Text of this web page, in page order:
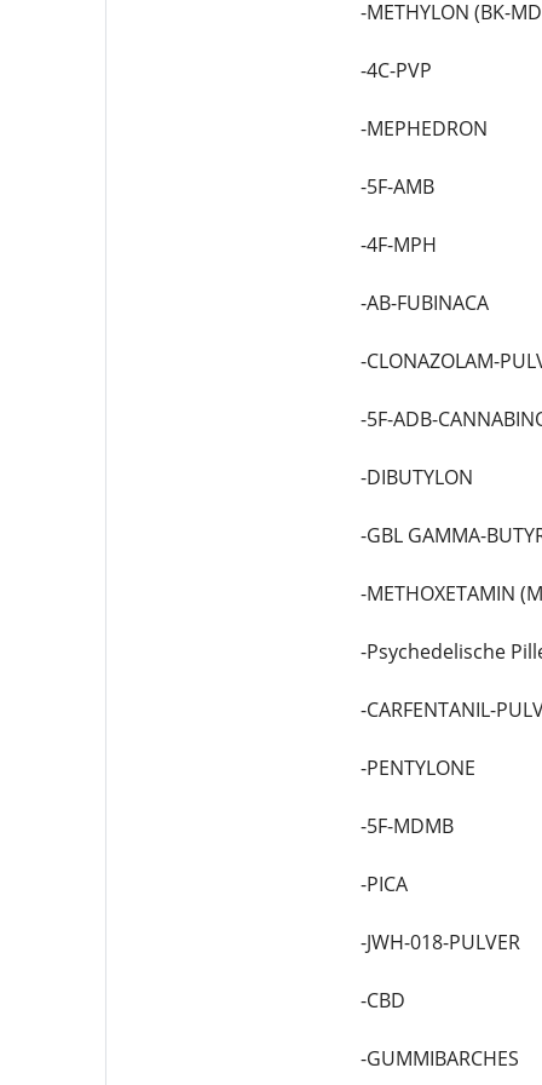
-METHYLON (BK-
-4C-PVP
-MEPHEDRON
-5F-AMB
-4F-MPH
-AB-FUBINACA
-CLONAZOLAM-
-5F-ADB-
-DIBUTYLON
-GBL GAMMA-
-METHOXETAMIN
-Psychedelische
-CARFENTANIL-
-PENTYLONE
-5F-MDMB
-PICA
-JWH-018-PULVER
-CBD
-GUMMIBARCHES